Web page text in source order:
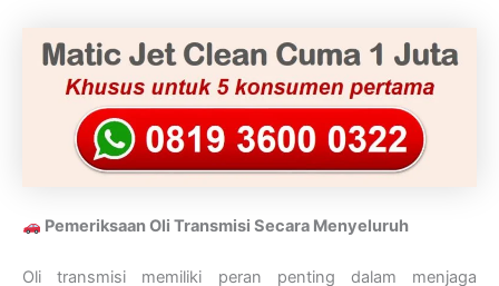
Pemeriksaan Oli Transmisi Secara Menyeluruh
Oli transmisi memiliki peran penting dalam menjaga